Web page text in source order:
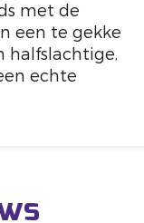
met de
een te gekke
halfslachtige,
echte